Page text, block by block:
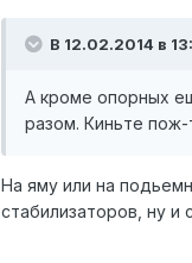
В 12.02.2014 в
А кроме опорных
разом. Киньте
На яму или на
стабилизаторов, ну и